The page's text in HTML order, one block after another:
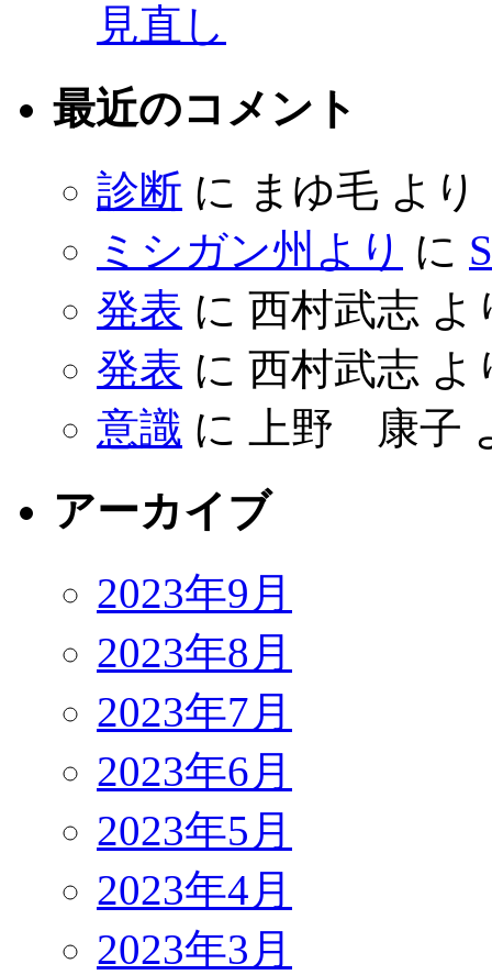
見直し
最近のコメント
診断 に まゆ毛 より
ミシガン州より に
発表 に 西村武志 よ
発表 に 西村武志 よ
意識 に 上野 康子
アーカイブ
2023年9月
2023年8月
2023年7月
2023年6月
2023年5月
2023年4月
2023年3月